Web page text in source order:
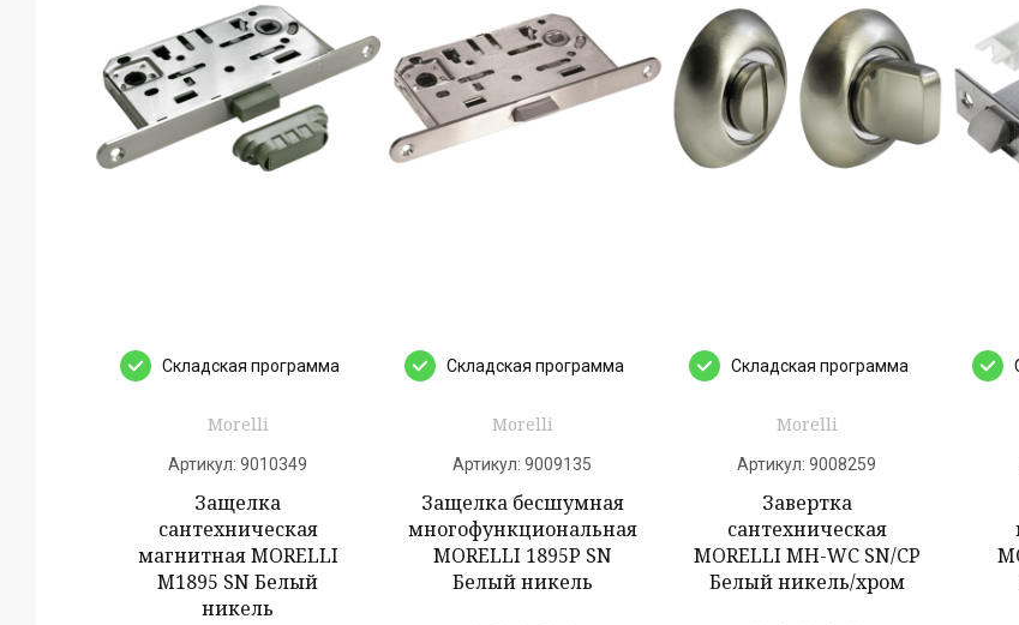
Cкладская программа
Morelli
Артикул: 9010349
Защелка
сантехническая
магнитная MORELLI
M1895 SN Белый
никель
Cкладская программа
Morelli
Артикул: 9009135
Защелка бесшумная
многофункциональная
MORELLI 1895P SN
Белый никель
Cкладская программа
Morelli
Артикул: 9008259
Завертка
сантехническая
MORELLI MH-WC SN/CP
Белый никель/хром